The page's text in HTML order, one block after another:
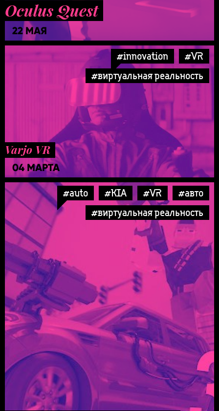
Oculus Quest
22 МАЯ
#innovation
#VR
#виртуальная реальность
Varjo VR
04 МАРТА
#auto #KIA #VR
#авто
#виртуальная реальность